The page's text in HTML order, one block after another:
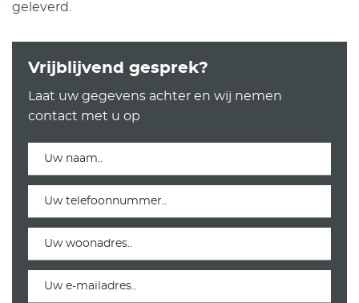
geleverd.
Vrijblijvend gesprek?
Laat uw gegevens achter en wij nemen
contact met u op